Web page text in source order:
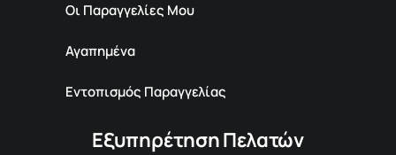
Οι Παραγγελίες Μου
Αγαπημένα
Εντοπισμός Παραγγελίας
Εξυπηρέτηση Πελατών